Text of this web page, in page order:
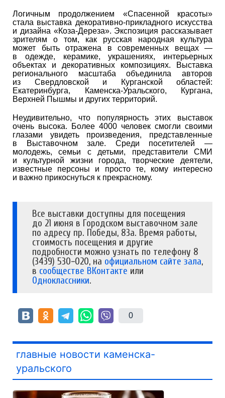
Логичным продолжением «Спасенной красоты»
стала выставка декоративно-прикладного искусства
и дизайна «Коза-Дереза». Экспозиция рассказывает
зрителям о том, как русская народная культура
может быть отражена в современных вещах —
в одежде, керамике, украшениях, интерьерных
объектах и декоративных композициях. Выставка
регионального масштаба объединила авторов
из Свердловской и Курганской областей:
Екатеринбурга, Каменска-Уральского, Кургана,
Верхней Пышмы и других территорий.
Неудивительно, что популярность этих выставок
очень высока. Более 4000 человек смогли своими
глазами увидеть произведения, представленные
в Выставочном зале. Среди посетителей —
молодежь, семьи с детьми, представители СМИ
и культурной жизни города, творческие деятели,
известные персоны и просто те, кому интересно
и важно прикоснуться к прекрасному.
Все выставки доступны для посещения
до 21 июня в Городском выставочном зале
по адресу пр. Победы, 83а. Время работы,
стоимость посещения и другие
подробности можно узнать по телефону 8
(3439) 530−020, на официальном сайте зала,
в сообществе ВКонтакте или
Одноклассники.
0
главные новости каменска-
уральского